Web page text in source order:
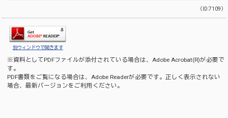
（ID:7109）
別ウィンドウで開きます
※資料としてPDFファイルが添付されている場合は、Adobe Acrobat(R)が必要で
す。
PDF書類をご覧になる場合は、Adobe Readerが必要です。正しく表示されない
場合、最新バージョンをご利用ください。